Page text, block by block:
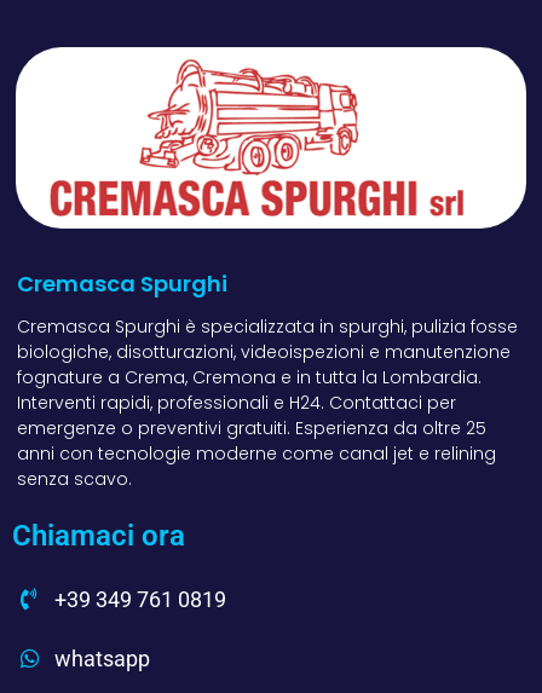
Cremasca Spurghi
Cremasca Spurghi è specializzata in spurghi, pulizia fosse
biologiche, disotturazioni, videoispezioni e manutenzione
fognature a Crema, Cremona e in tutta la Lombardia.
Interventi rapidi, professionali e H24. Contattaci per
emergenze o preventivi gratuiti. Esperienza da oltre 25
anni con tecnologie moderne come canal jet e relining
senza scavo.
Chiamaci ora
+39 349 761 0819
whatsapp